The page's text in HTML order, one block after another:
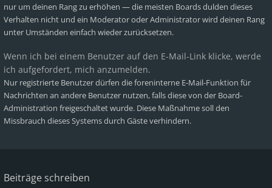
nur um deinen Rang zu erhöhen — die meisten Boards dulden dieses
Verhalten nicht und ein Moderator oder Administrator wird deinen Rang
unter Umständen einfach wieder zurücksetzen.
Wenn ich bei einem Benutzer auf den E-Mail-Link klicke, werde
ich aufgefordert, mich anzumelden.
Nur registrierte Benutzer dürfen die foreninterne E-Mail-Funktion für
Nachrichten an andere Benutzer nutzen, falls diese von der Board-
Administration freigeschaltet wurde. Diese Maßnahme soll den
Missbrauch dieses Systems durch Gäste verhindern.
Beiträge schreiben